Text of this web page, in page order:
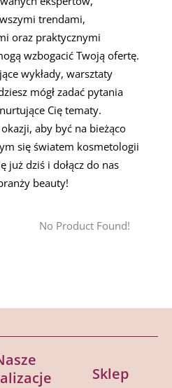
trendami,
oraz praktycznymi
wzbogacić Twoją ofertę.
wykłady, warsztaty
mógł zadać pytania
Cię tematy.
aby być na bieżąco
się światem kosmetologii
już dziś i dołącz do nas
beauty!
No Product Found!
Sklep